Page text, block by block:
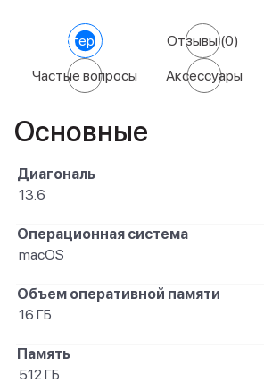
Характеристики Отзывы(0)
Частые вопросы Аксессуары
Основные
Диагональ
13.6
Операционная система
macOS
Объем оперативной памяти
16 ГБ
Память
512 ГБ